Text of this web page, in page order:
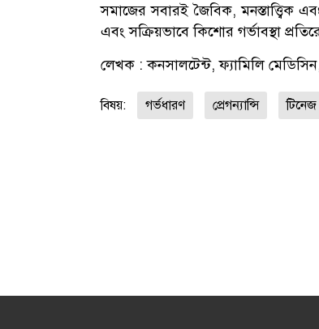
সমাজের সবারই জৈবিক, মনস্তাত্ত্বিক
এবং সক্রিয়ভাবে কিশোর গর্ভাবস্থা
লেখক : কনসালটেন্ট, ফ্যামিলি
বিষয়: গর্ভধারণ প্রেগন্যান্সি টিনেজ